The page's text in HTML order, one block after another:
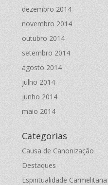
dezembro 2014
novembro 2014
outubro 2014
setembro 2014
agosto 2014
julho 2014
junho 2014
maio 2014
Categorias
Causa de Canonização
Destaques
Espiritualidade Carmelitana